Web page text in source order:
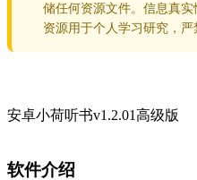
储任何资源文件。信息真
资源用于个人学习研究，严
安卓小荷听书v1.2.01高级版
软件介绍